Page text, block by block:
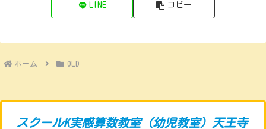
LINE コピー
ホーム OLD
スクールK実感算数教室（幼児教室）天王寺